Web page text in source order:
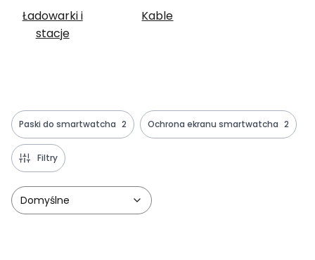
Ładowarki i
stacje
Kable
Paski do smartwatcha 2 Ochrona ekranu smartwatcha 2
Filtry
Domyślne